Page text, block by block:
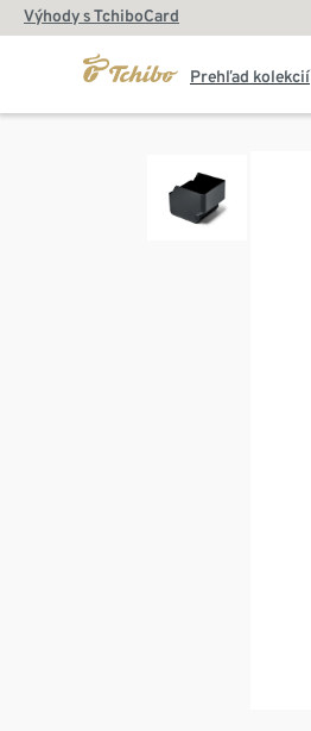
Výhody s TchiboCard
Prehľad kolekcií